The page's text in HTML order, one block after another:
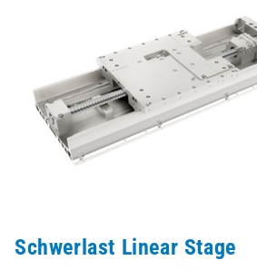
Schwerlast Linear Stage